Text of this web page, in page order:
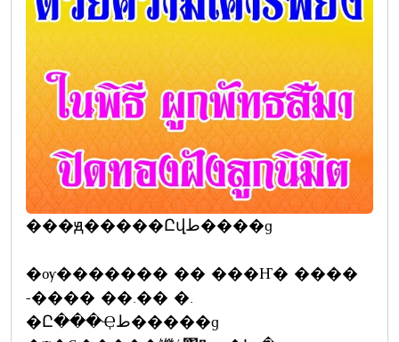
���ԭ�����Ըվط����ɡ
�ѹ������� �� ���Ҥ� ����
-���� ��.�� �.
�Ը���Ҿط�����ɡ